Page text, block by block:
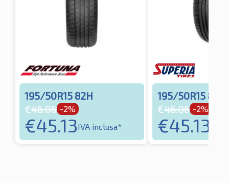
195/50R15 82H
€46.06 -2%
€45.13IVA inclusa*
195/50R15 82H
€46.06 -2%
€45.13